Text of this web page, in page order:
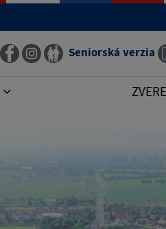
Seniorská verzia